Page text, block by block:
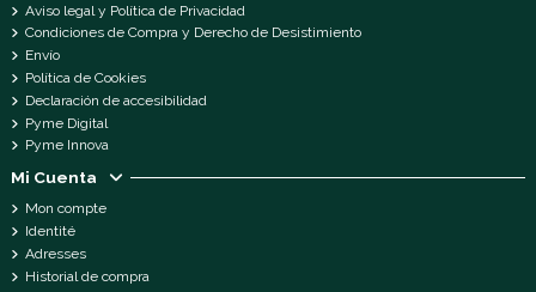
Aviso legal y Política de Privacidad
Condiciones de Compra y Derecho de Desistimiento
Envío
Política de Cookies
Declaración de accesibilidad
Pyme Digital
Pyme Innova
Mi Cuenta
Mon compte
Identité
Adresses
Historial de compra